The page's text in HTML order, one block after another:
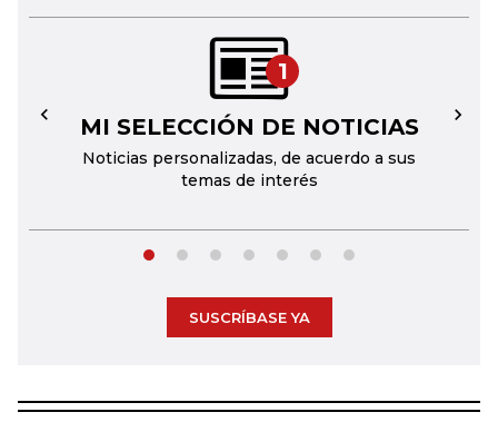
1
MI SELECCIÓN DE NOTICIAS
Noticias personalizadas, de acuerdo a sus
temas de interés
← →
SUSCRÍBASE YA